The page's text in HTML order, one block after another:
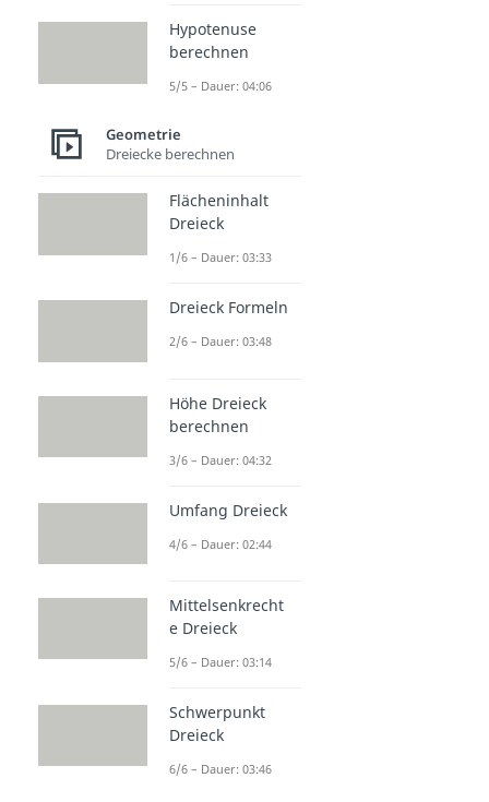
Hypotenuse
berechnen
5/5 – Dauer: 04:06
Geometrie
Dreiecke berechnen
Flächeninhalt
Dreieck
1/6 – Dauer: 03:33
Dreieck Formeln
2/6 – Dauer: 03:48
Höhe Dreieck
berechnen
3/6 – Dauer: 04:32
Umfang Dreieck
4/6 – Dauer: 02:44
Mittelsenkrecht
e Dreieck
5/6 – Dauer: 03:14
Schwerpunkt
Dreieck
6/6 – Dauer: 03:46